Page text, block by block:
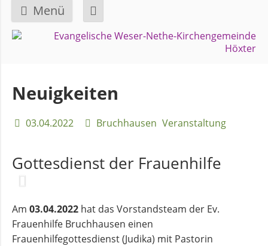
Menü
Navigation
GEMEINDE
Über
uns
und
Ausschüsse
Neuigkeiten
03.04.2022 Bruchhausen Veranstaltung
Gottesdienst der Frauenhilfe
Am 03.04.2022 hat das Vorstandsteam der Ev.
Frauenhilfe Bruchhausen einen
Frauenhilfegottesdienst (Judika) mit Pastorin